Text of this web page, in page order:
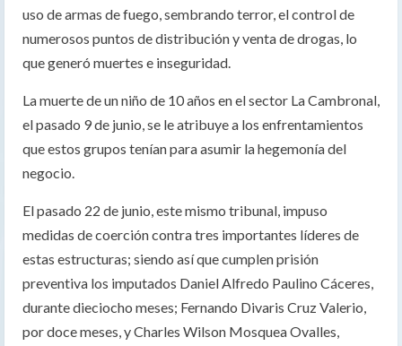
uso de armas de fuego, sembrando terror, el control de
numerosos puntos de distribución y venta de drogas, lo
que generó muertes e inseguridad.
La muerte de un niño de 10 años en el sector La Cambronal,
el pasado 9 de junio, se le atribuye a los enfrentamientos
que estos grupos tenían para asumir la hegemonía del
negocio.
El pasado 22 de junio, este mismo tribunal, impuso
medidas de coerción contra tres importantes líderes de
estas estructuras; siendo así que cumplen prisión
preventiva los imputados Daniel Alfredo Paulino Cáceres,
durante dieciocho meses; Fernando Divaris Cruz Valerio,
por doce meses, y Charles Wilson Mosquea Ovalles,